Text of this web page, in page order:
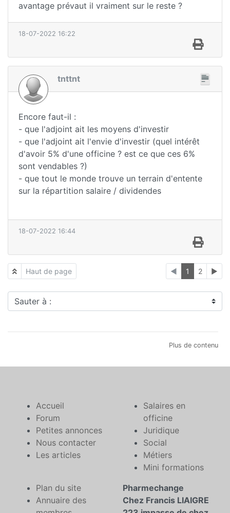
avantage prévaut il vraiment sur le reste ?
18-07-2022 16:22
tnttnt
Encore faut-il :
- que l'adjoint ait les moyens d'investir
- que l'adjoint ait l'envie d'investir (quel intérêt
d'avoir 5% d'une officine ? est ce que ces 6%
sont vendables ?)
- que tout le monde trouve un terrain d'entente
sur la répartition salaire / dividendes
18-07-2022 16:44
Haut de page ◄ 1 2 ►
Sauter à :
Plus de contenu
Accueil
Forum
Petites annonces
Nous contacter
Les articles
Salaires en
officine
Juridique
Social
Métiers
Mini formations
Plan du site
Annuaire des
Pharmechange
Chez Francis LIAIGRE